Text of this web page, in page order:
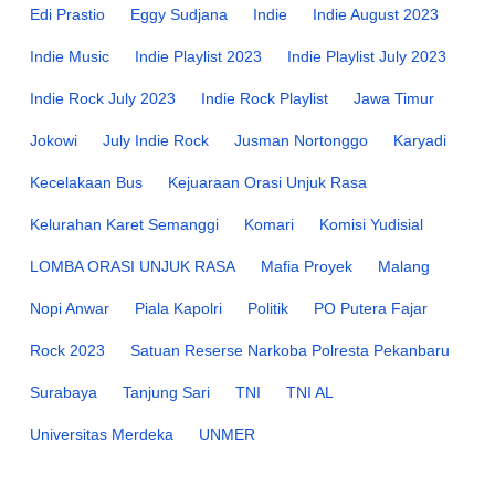
Edi Prastio Eggy Sudjana Indie Indie August 2023
Indie Music Indie Playlist 2023 Indie Playlist July 2023
Indie Rock July 2023 Indie Rock Playlist Jawa Timur
Jokowi July Indie Rock Jusman Nortonggo Karyadi
Kecelakaan Bus Kejuaraan Orasi Unjuk Rasa
Kelurahan Karet Semanggi Komari Komisi Yudisial
LOMBA ORASI UNJUK RASA Mafia Proyek Malang
Nopi Anwar Piala Kapolri Politik PO Putera Fajar
Rock 2023 Satuan Reserse Narkoba Polresta Pekanbaru
Surabaya Tanjung Sari TNI TNI AL
Universitas Merdeka UNMER